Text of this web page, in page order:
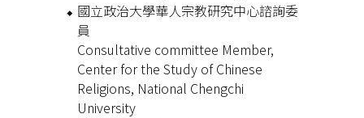
國立政治大學華人宗教研究中心諮詢委
員
Consultative committee Member,
Center for the Study of Chinese
Religions, National Chengchi
University